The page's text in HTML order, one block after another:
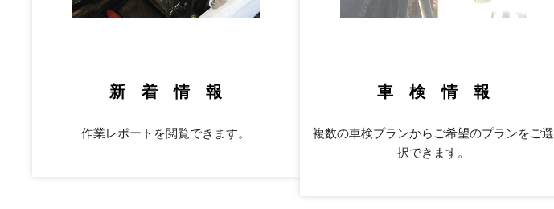
新 着 情 報
作業レポートを閲覧できます。
車 検 情 報
複数の車検プランからご希望のプランをご選
択できます。